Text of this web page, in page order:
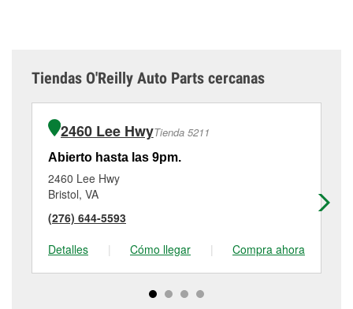
Tiendas O'Reilly Auto Parts cercanas
2460 Lee HwyTienda 5211
Abierto hasta las 9pm.
2460 Lee Hwy
Bristol, VA
(276) 644-5593
Detalles
| Cómo llegar | Compra ahora